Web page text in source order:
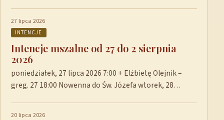
27 lipca 2026
INTENCJE
Intencje mszalne od 27 do 2 sierpnia
2026
poniedziałek, 27 lipca 2026 7:00 + Elżbietę Olejnik –
greg. 27 18:00 Nowenna do Św. Józefa wtorek, 28…
20 lipca 2026